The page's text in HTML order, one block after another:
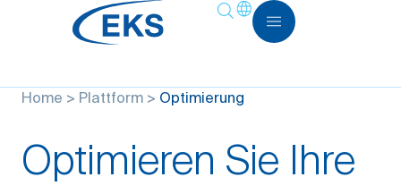
Home > Plattform > Optimierung
Optimieren Sie Ihre